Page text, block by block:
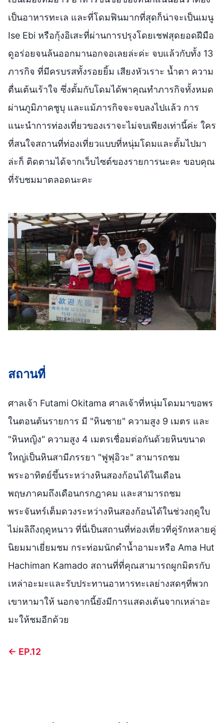
เป็นอาหารทะเล และที่โดมฟินมากที่สุดก็น่าจะเป็นเมนู
Ise Ebi หรือกุ้งอิเสะที่ผ่านการปรุงโดยเชฟสุดยอดฝีมือ
ดูอร่อยจนล้นออกมานอกจอเลยล่ะค่ะ จบแล้วกับทั้ง 13
ภารกิจ ที่มีครบรสทั้งรอยยิ้ม เสียงหัวเราะ น้ำตา ความ
ตื่นเต้นเร้าใจ ซึ่งตั้มกับโดมได้พาคุณทำภารกิจทั้งหมด
ผ่านภูมิภาคชูบุ และแม้ภารกิจจะจบลงไปแล้ว การ
แนะนำการท่องเที่ยวของเราจะไม่จบเพียงเท่านี้ค่ะ ใคร
ที่สนใจสถานที่ท่องเที่ยวแบบที่หนุ่มโดมและตั้มไปมา
ล่ะก็ ติดตามได้จากเว็บไซต์ของรายการนะคะ ขอบคุณ
ที่รับชมมาตลอดนะคะ
สถานที่
ศาลเจ้า Futami Okitama ศาลเจ้าที่หนุ่มโดมมาขอพร
ในตอนต้นรายการ มี "หินชาย" ความสูง 9 เมตร และ
"หินหญิง" ความสูง 4 เมตรเชื่อมต่อกันด้วยหินขนาด
ใหญ่เป็นหินสามีภรรยา "ฟูฟุอิวะ" สามารถชม
พระอาทิตย์ขึ้นระหว่างหินสองก้อนได้ในเดือน
พฤษภาคมถึงเดือนกรกฎาคม และสามารถชม
พระจันทร์เต็มดวงระหว่างหินสองก้อนได้ในช่วงฤดูใบ
ไม่ผลิถึงฤดูหนาว ที่นี่เป็นสถานที่ท่องเที่ยวที่คู่รักหลายคู่
นิยมมาเยี่ยมชม กระท่อมนักดำน้ำอามะหรือ Ama Hut
Hachiman Kamado สถานที่ที่คุณสามารถผูกมิตรกับ
เหล่าอะมะและรับประทานอาหารทะเลย่างสดๆที่พวก
เขาหามาให้ นอกจากนี้ยังมีการแสดงเต้นจากเหล่าอะ
มะให้ชมอีกด้วย
← EP.12